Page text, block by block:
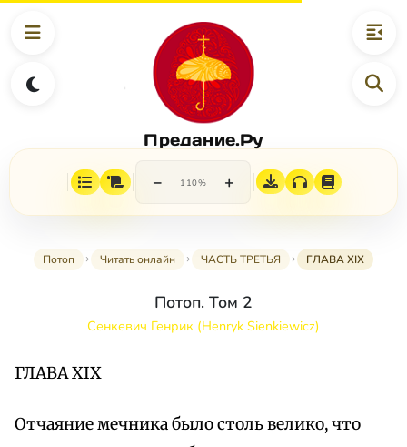
Предание.Ру
− 110% +
Потоп Читать онлайн ЧАСТЬ ТРЕТЬЯ ГЛАВА XIX
Потоп. Том 2
Сенкевич Генрик (Henryk Sienkiewicz)
ГЛАВА XIX
Отчаяние мечника было столь велико, что